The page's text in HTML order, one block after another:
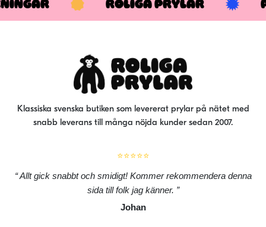
ROLIGA PRYLAR
Klassiska svenska butiken som levererat prylar på nätet med
snabb leverans till många nöjda kunder sedan 2007.
⭐⭐⭐⭐⭐
Allt gick snabbt och smidigt! Kommer rekommendera denna
sida till folk jag känner.
Johan